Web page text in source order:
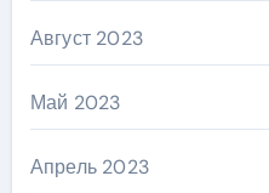
Август 2023
Май 2023
Апрель 2023